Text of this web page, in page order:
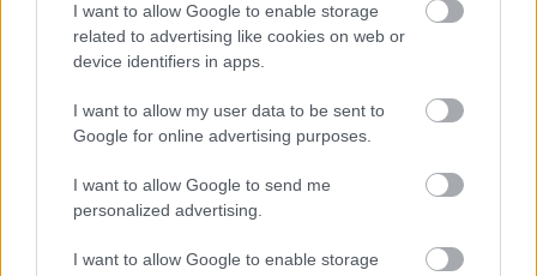
I want to allow Google to enable storage
related to advertising like cookies on web or
device identifiers in apps.
I want to allow my user data to be sent to
Google for online advertising purposes.
I want to allow Google to send me
personalized advertising.
I want to allow Google to enable storage
Design 365 - öntervezés, az év összes
Vadiúj iPhone 6 vagy szervizelt Nexus 5?